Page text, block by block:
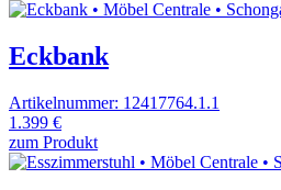
Eckbank
Artikelnummer: 12417764.1.1
1.399 €
zum Produkt